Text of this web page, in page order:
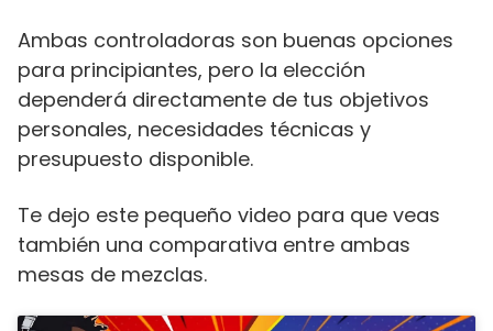
Ambas controladoras son buenas opciones
para principiantes, pero la elección
dependerá directamente de tus objetivos
personales, necesidades técnicas y
presupuesto disponible.
Te dejo este pequeño video para que veas
también una comparativa entre ambas
mesas de mezclas.